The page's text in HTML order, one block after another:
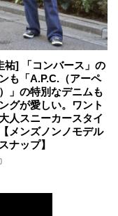
祐] 「コンバース」の
も「A.P.C.（アーペ
」の特別なデニムも
グが愛しい。ワント
人スニーカースタイ
メンズノンノモデル
ナップ】